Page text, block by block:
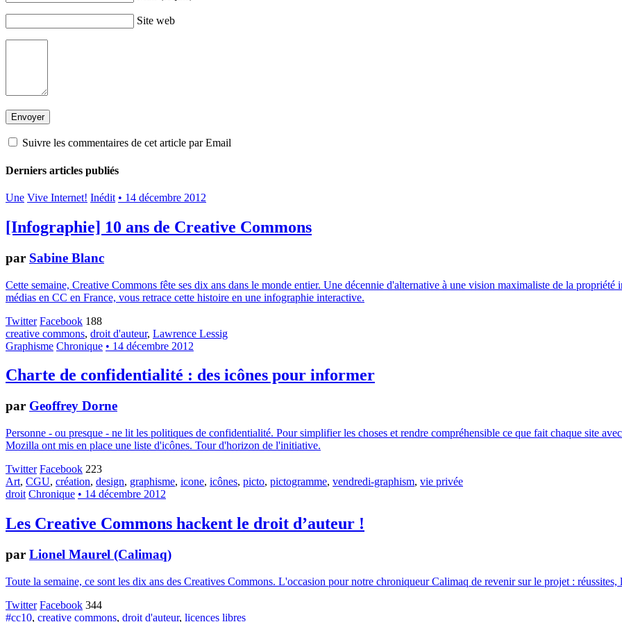
Site web
Suivre les commentaires de cet article par Email
Derniers articles publiés
Une Vive Internet! Inédit • 14 décembre 2012
[Infographie] 10 ans de Creative Commons
par Sabine Blanc
Cette semaine, Creative Commons fête ses dix ans dans le monde entier. Une décennie d'alternative à une vision maximaliste de la
médias en CC en France, vous retrace cette histoire en une infographie interactive.
Twitter Facebook 188
creative commons, droit d'auteur, Lawrence Lessig
Graphisme Chronique • 14 décembre 2012
Charte de confidentialité : des icônes pour informer
par Geoffrey Dorne
Personne - ou presque - ne lit les politiques de confidentialité. Pour simplifier les choses et rendre compréhensible ce que fait chaque site
Mozilla ont mis en place une liste d'icônes. Tour d'horizon de l'initiative.
Twitter Facebook 223
Art, CGU, création, design, graphisme, icone, icônes, picto, pictogramme, vendredi-graphism, vie privée
droit Chronique • 14 décembre 2012
Les Creative Commons hackent le droit d’auteur !
par Lionel Maurel (Calimaq)
Toute la semaine, ce sont les dix ans des Creatives Commons. L'occasion pour notre chroniqueur Calimaq de revenir sur le projet : réussites,
Twitter Facebook 344
#cc10, creative commons, droit d'auteur, licences libres